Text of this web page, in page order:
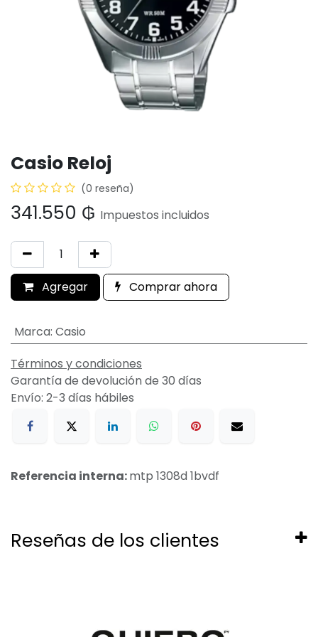
Casio Reloj
(0 reseña)
341.550 ₲ Impuestos incluidos
Agregar Comprar ahora
Marca: Casio
Términos y condiciones
Garantía de devolución de 30 días
Envío: 2-3 días hábiles
Referencia interna:mtp 1308d 1bvdf
Reseñas de los clientes